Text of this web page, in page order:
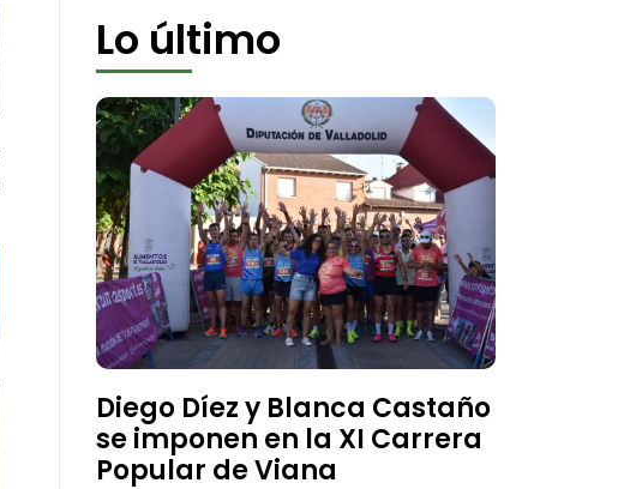
Lo último
Diego Díez y Blanca Castaño
se imponen en la XI Carrera
Popular de Viana